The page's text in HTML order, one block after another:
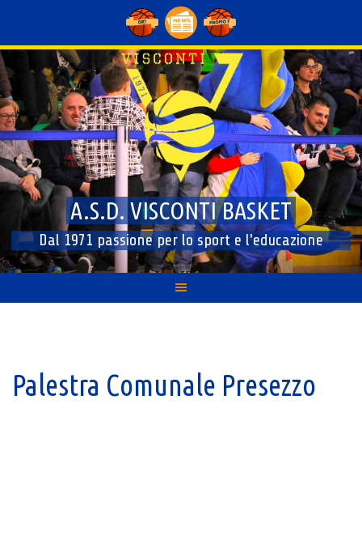
content
A.S.D. VISCONTI BASKET
Dal 1971 passione per lo sport e l'educazione
Palestra Comunale Presezzo